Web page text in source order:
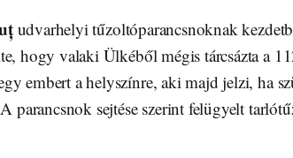
udvarhelyi tűzoltóparancsnoknak
hogy valaki Ülkéből mégis tárcsázta a
embert a helyszínre, aki majd jelzi, ha
parancsnok sejtése szerint felügyelt